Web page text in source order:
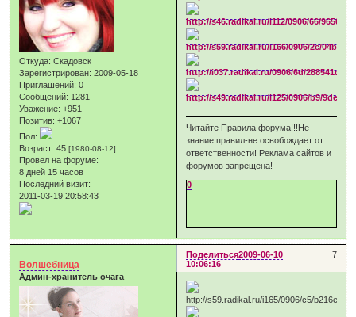
Откуда: Скадовск
Зарегистрирован: 2009-05-18
Приглашений: 0
Сообщений: 1281
Уважение: +951
Позитив: +1067
Пол:
Возраст: 45[1980-08-12]
Провел на форуме:
8 дней 15 часов
Последний визит:
2011-03-19 20:58:43
Читайте Правила форума!!!Не
знание правил-не освобождает от
ответственности! Реклама сайтов и
форумов запрещена!
0
Поделиться 7
2009-06-10
10:06:16
Волшебница
Админ-хранитель очага